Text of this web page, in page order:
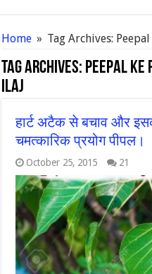
Home » Tag Archives:
Tag Archives: Peepal
ilaj
हार्ट अटैक से बचाव और
चमत्कारिक प्रयोग पीपल।
October 25, 2015 21